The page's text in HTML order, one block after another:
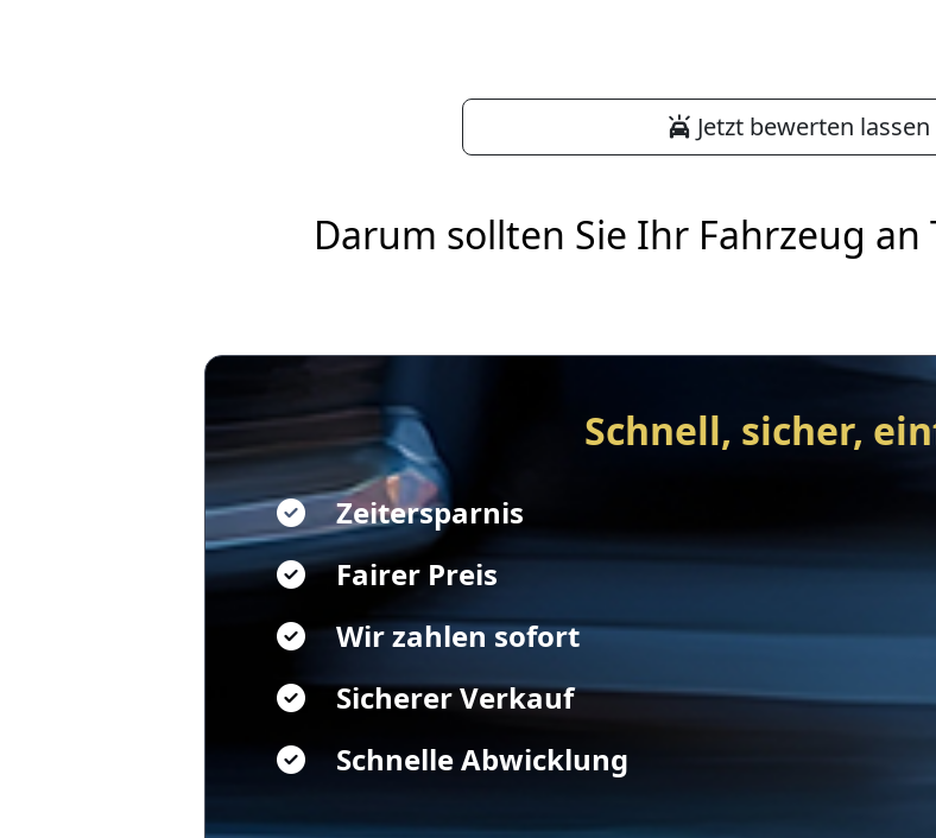
Jetzt bewerten lassen
Darum sollten Sie Ihr Fahrzeug
Schnell, sicher,
Zeitersparnis
Fairer Preis
Wir zahlen sofort
Sicherer Verkauf
Schnelle Abwicklung